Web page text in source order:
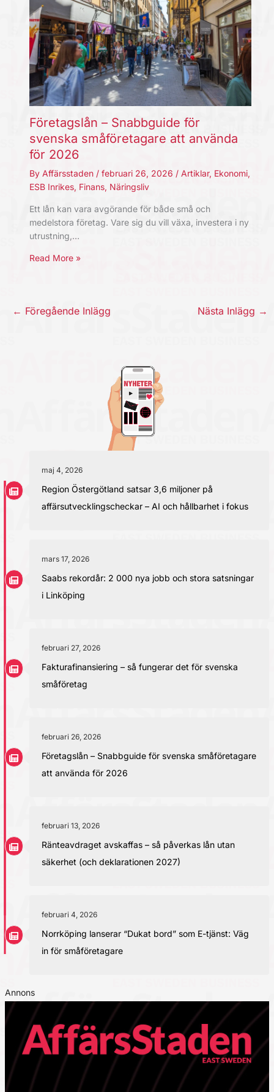
Företagslån – Snabbguide för
svenska småföretagare att använda
för 2026
By Affärsstaden / februari 26, 2026 / Artiklar, Ekonomi,
ESB Inrikes, Finans, Näringsliv
Ett lån kan vara avgörande för både små och
medelstora företag. Vare sig du vill växa, investera i ny
utrustning,…
Read More »
← Föregående Inlägg Nästa Inlägg →
maj 4, 2026
Region Östergötland satsar 3,6 miljoner på
affärsutvecklingscheckar – AI och hållbarhet i fokus
mars 17, 2026
Saabs rekordår: 2 000 nya jobb och stora satsningar
i Linköping
februari 27, 2026
Fakturafinansiering – så fungerar det för svenska
småföretag
februari 26, 2026
Företagslån – Snabbguide för svenska småföretagare
att använda för 2026
februari 13, 2026
Ränteavdraget avskaffas – så påverkas lån utan
säkerhet (och deklarationen 2027)
februari 4, 2026
Norrköping lanserar “Dukat bord” som E-tjänst: Väg
in för småföretagare
Annons